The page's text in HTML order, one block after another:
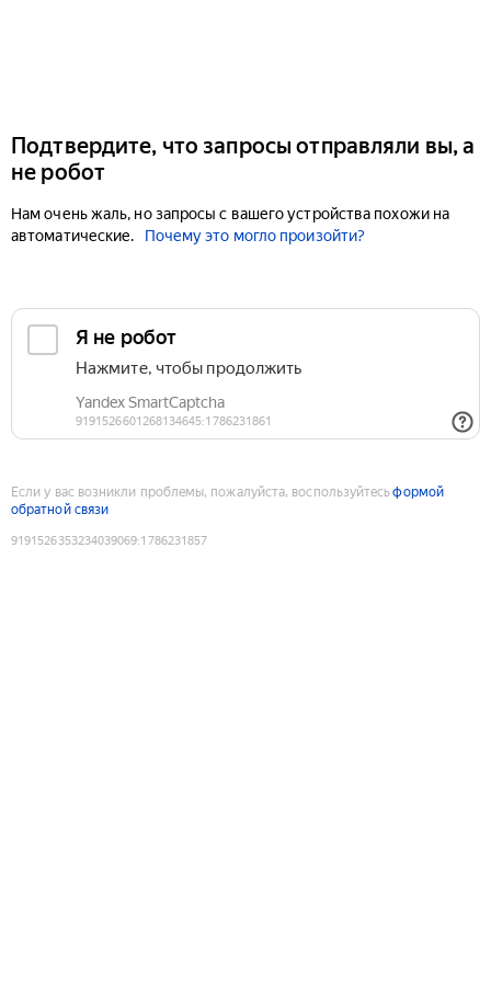
Подтвердите, что запросы отправляли вы, а
не робот
Нам очень жаль, но запросы с вашего устройства похожи на
автоматические.
Почему это могло произойти?
Если у вас возникли проблемы, пожалуйста, воспользуйтесьформой
обратной связи
9191526353234039069:1786231857